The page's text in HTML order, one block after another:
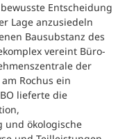
Entscheidung
Lage anzusiedeln
Bausubstanz des
vereint Büro-
der
Rochus ein
lieferte die
und ökologische